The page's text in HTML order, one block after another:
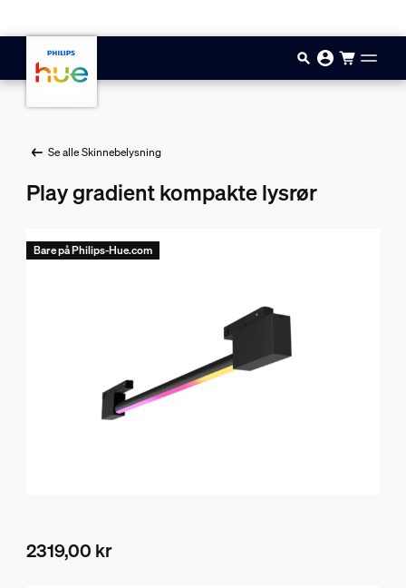
Se alle Skinnebelysning
Play gradient kompakte lysrør
2319,00 kr
Bare på Philips-Hue.com